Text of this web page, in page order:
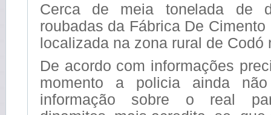
Cerca de meia tonelada de
roubadas da Fábrica De
localizada na zona rural de Codó
De acordo com informações
momento a policia ainda
informação sobre o real